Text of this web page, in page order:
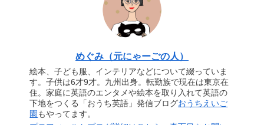
めぐみ（元にゃーごの人）
絵本、子ども服、インテリアなどについて綴っていま
す。子供は6才9才。九州出身。転勤族で現在は東京在
住。家庭に英語のエンタメや絵本を取り入れて英語の
下地をつくる「おうち英語」発信ブログおうちえいご
園 もやってます。